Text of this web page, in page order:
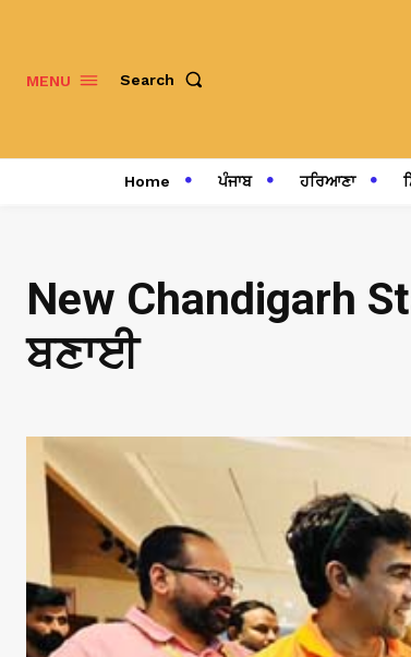
MENU Search
Home ਪੰਜਾਬ ਹਰਿਆਣਾ
New Chandigarh
ਬਣਾਈ